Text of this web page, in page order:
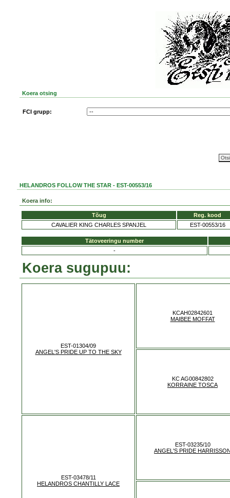
Koera otsing
FCI grupp:
HELANDROS FOLLOW THE STAR - EST-00553/16
Koera info:
Tõug
Reg. kood
CAVALIER KING CHARLES SPANJEL
EST-00553/16
Tätoveeringu number
-
Koera sugupuu:
EST-01304/09
ANGEL'S PRIDE UP TO THE SKY
KCAH02842601
MAIBEE MOFFAT
KC AG00842802
KORRAINE TOSCA
EST-03478/11
HELANDROS CHANTILLY LACE
EST-03235/10
ANGEL'S PRIDE